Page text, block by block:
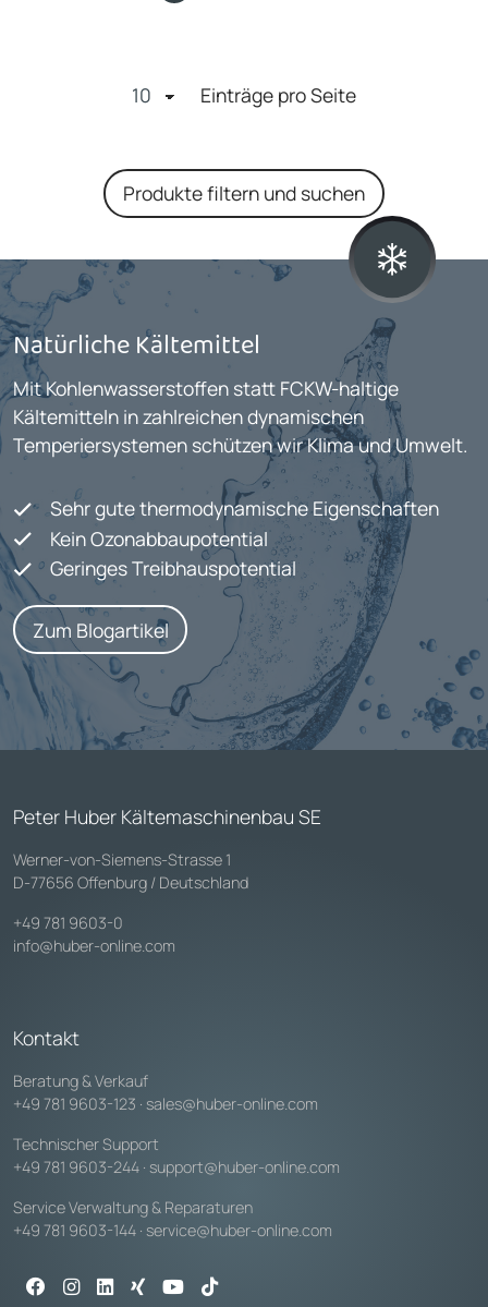
Einträge pro Seite
Produkte filtern und suchen
Natürliche Kältemittel
Mit Kohlenwasserstoffen statt FCKW-haltige
Kältemitteln in zahlreichen dynamischen
Temperiersystemen schützen wir Klima und Umwelt.
Sehr gute thermodynamische Eigenschaften
Kein Ozonabbaupotential
Geringes Treibhauspotential
Zum Blogartikel
Peter Huber Kältemaschinenbau SE
Werner-von-Siemens-Strasse 1
D-77656 Offenburg / Deutschland
+49 781 9603-0
info@huber-online.com
Kontakt
Beratung & Verkauf
+49 781 9603-123 · sales@huber-online.com
Technischer Support
+49 781 9603-244 · support@huber-online.com
Service Verwaltung & Reparaturen
+49 781 9603-144 · service@huber-online.com